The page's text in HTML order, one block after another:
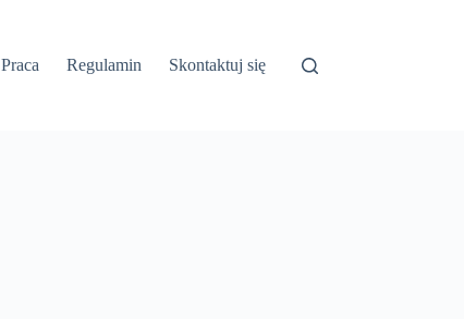
Praca Regulamin Skontaktuj się